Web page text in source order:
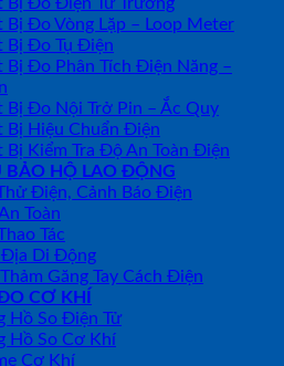
Bị Đo Vòng Lặp – Loop Meter
Bị Đo Tụ Điện
Bị Đo Phân Tích Điện Năng –
Bị Đo Nội Trở Pin – Ắc Quy
Bị Hiệu Chuẩn Điện
Bị Kiểm Tra Độ An Toàn Điện
BẢO HỘ LAO ĐỘNG
Điện, Cảnh Báo Điện
Toàn
Tác
Địa Di Động
Găng Tay Cách Điện
CƠ KHÍ
Hồ So Điện Tử
Hồ So Cơ Khí
Cơ Khí